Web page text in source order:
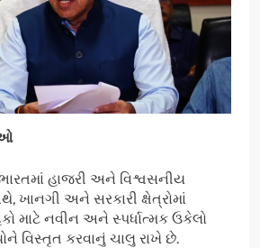
હાજરી અને વિશ્વસનીય
ખાનગી અને સરકારી ક્ષેત્રોમાં
માટે નવીન અને સ્પર્ધાત્મક ઉકેલો
વિસ્તૃત કરવાનું ચાલુ રાખે છે.